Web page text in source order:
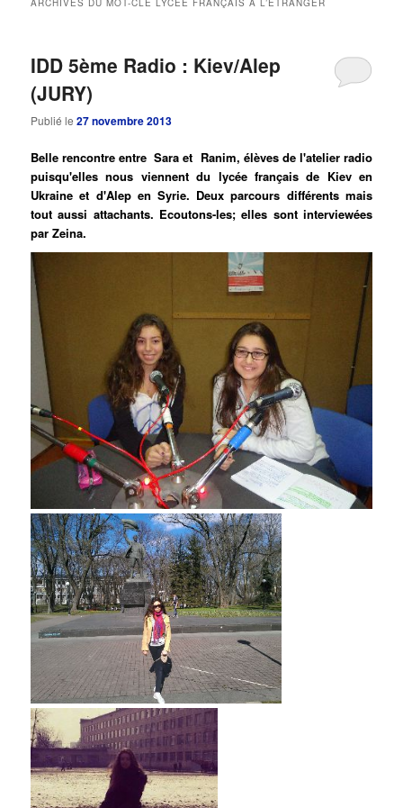
ARCHIVES DU MOT-CLÉLYCÉE FRANÇAIS À L’ÉTRANGER
IDD 5ème Radio : Kiev/Alep
(JURY)
Publié le27 novembre 2013
Belle rencontre entre Sara et Ranim, élèves de l'atelier radio
puisqu'elles nous viennent du lycée français de Kiev en
Ukraine et d'Alep en Syrie. Deux parcours différents mais
tout aussi attachants. Ecoutons-les; elles sont interviewées
par Zeina.